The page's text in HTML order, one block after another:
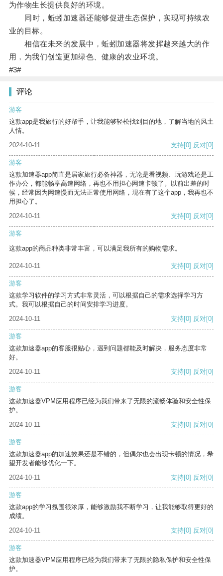
为作物生长提供良好的环境。
同时，蚯蚓加速器还能够促进生态保护，实现可持续农
业的目标。
相信在未来的发展中，蚯蚓加速器将发挥越来越大的作
用，为我们创造更加绿色、健康的农业环境。
#3#
评论
游客
这款app是我旅行的好帮手，让我能够轻松找到目的地，了解当地的风土
人情。
2024-10-11
支持[0] 反对[0]
游客
这款加速器app简直是居家旅行必备神器，无论是看视频、玩游戏还是工
作办公，都能畅享高速网络，再也不用担心网速卡顿了。以前出差的时
候，经常因为网速慢而无法正常使用网络，现在有了这个app，我再也不
用担心了。
2024-10-11
支持[0] 反对[0]
游客
这款app的商品种类非常丰富，可以满足我所有的购物需求。
2024-10-11 支持[0] 反对[0]
游客
这款学习软件的学习方式非常灵活，可以根据自己的需求选择学习方
式。我可以根据自己的时间安排学习进度。
2024-10-11
支持[0] 反对[0]
游客
这款加速器app的客服很贴心，遇到问题都能及时解决，服务态度非常
好。
2024-10-11
支持[0] 反对[0]
游客
这款加速器VPM应用程序已经为我们带来了无限的流畅体验和安全性保
护。
2024-10-11
支持[0] 反对[0]
游客
这款加速器app的加速效果还是不错的，但偶尔也会出现卡顿的情况，希
望开发者能够优化一下。
2024-10-11
支持[0] 反对[0]
游客
这款app的学习氛围很浓厚，能够激励我不断学习，让我能够取得更好的
成绩。
2024-10-11
支持[0] 反对[0]
游客
这款加速器VPM应用程序已经为我们带来了无限的隐私保护和安全性保
护。